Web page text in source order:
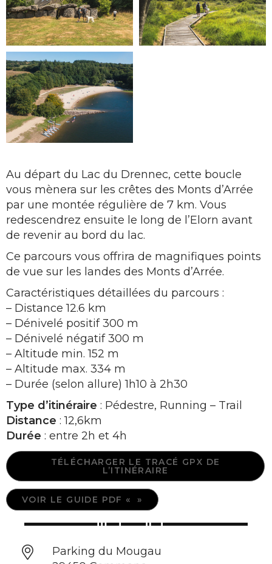
Au départ du Lac du Drennec, cette boucle
vous mènera sur les crêtes des Monts d’Arrée
par une montée régulière de 7 km. Vous
redescendrez ensuite le long de l’Elorn avant
de revenir au bord du lac.
Ce parcours vous offrira de magnifiques points
de vue sur les landes des Monts d’Arrée.
Caractéristiques détaillées du parcours :
– Distance 12.6 km
– Dénivelé positif 300 m
– Dénivelé négatif 300 m
– Altitude min. 152 m
– Altitude max. 334 m
– Durée (selon allure) 1h10 à 2h30
Type d’itinéraire : Pédestre, Running – Trail
Distance : 12,6km
Durée : entre 2h et 4h
TÉLÉCHARGER LE TRACÉ GPX DE
L’ITINÉRAIRE
VOIR LE GUIDE PDF « »
Parking du Mougau